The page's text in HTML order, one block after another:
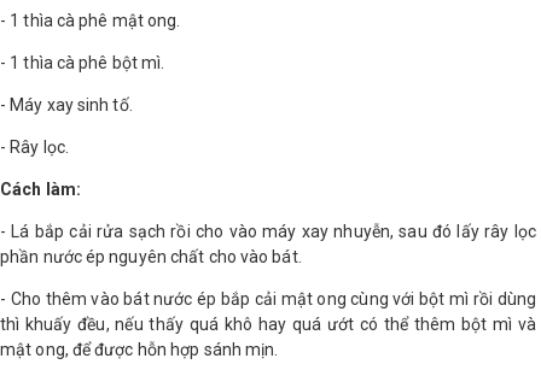
- 1 thìa cà phê mật ong.
- 1 thìa cà phê bột mì.
- Máy xay sinh tố.
- Rây lọc.
Cách làm:
- Lá bắp cải rửa sạch rồi cho vào máy xay nhuyễn, sau đó lấy rây lọc
phần nước ép nguyên chất cho vào bát.
- Cho thêm vào bát nước ép bắp cải mật ong cùng với bột mì rồi dùng
thì khuấy đều, nếu thấy quá khô hay quá ướt có thể thêm bột mì và
mật ong, để được hỗn hợp sánh mịn.